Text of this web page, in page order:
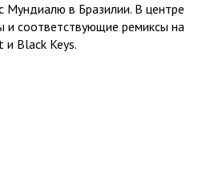
Мундиалю в Бразилии. В центре
и соответствующие ремиксы на
и Black Keys.